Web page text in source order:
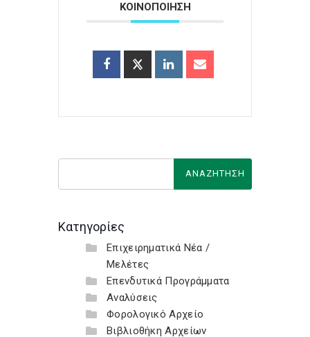
ΚΟΙΝΟΠΟΙΗΣΗ
Κατηγορίες
Επιχειρηματικά Νέα /
Μελέτες
Επενδυτικά Προγράμματα
Αναλύσεις
Φορολογικό Αρχείο
Βιβλιοθήκη Αρχείων